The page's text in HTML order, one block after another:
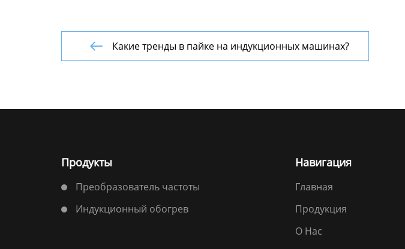
 Какие тренды в пайке на индукционных машинах?
Продукты
Преобразователь частоты
Индукционный обогрев
Навигация
Главная
Продукция
О Нас